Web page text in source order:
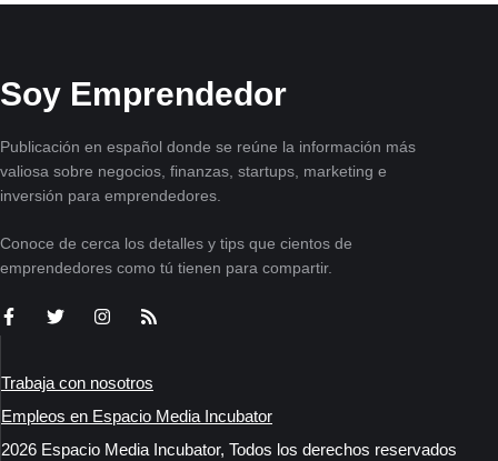
Soy Emprendedor
Publicación en español donde se reúne la información más
valiosa sobre negocios, finanzas, startups, marketing e
inversión para emprendedores.
Conoce de cerca los detalles y tips que cientos de
emprendedores como tú tienen para compartir.
Trabaja con nosotros
Empleos en Espacio Media Incubator
2026 Espacio Media Incubator, Todos los derechos reservados